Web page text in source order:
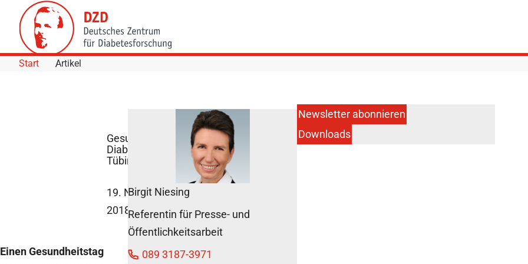
Skip to Content
Start Artikel
Gesundheitstag
Diabetes in
Tübingen
19. November
2018
Einen Gesundheitstag
Birgit Niesing
Referentin für Presse- und
Öffentlichkeitsarbeit
089 3187-3971
Newsletter abonnieren
Downloads